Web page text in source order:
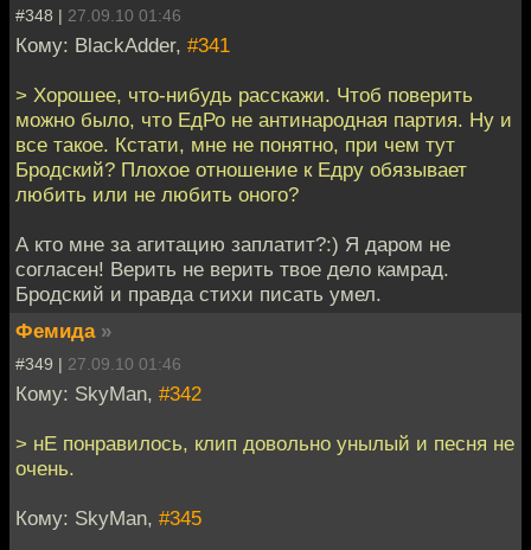
#348 | 27.09.10 01:46
Кому: BlackAdder, #341
> Хорошее, что-нибудь расскажи. Чтоб поверить
можно было, что ЕдРо не антинародная партия. Ну и
все такое. Кстати, мне не понятно, при чем тут
Бродский? Плохое отношение к Едру обязывает
любить или не любить оного?
А кто мне за агитацию заплатит?:) Я даром не
согласен! Верить не верить твое дело камрад.
Бродский и правда стихи писать умел.
Фемида »
#349 | 27.09.10 01:46
Кому: SkyMan, #342
> нЕ понравилось, клип довольно унылый и песня не
очень.
Кому: SkyMan, #345